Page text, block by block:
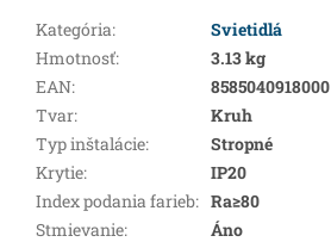
Kategória:
Svietidlá
Hmotnosť:
3.13 kg
EAN:
8585040918000
Tvar:
Kruh
Typ inštalácie:
Stropné
Krytie:
IP20
Index podania farieb: Ra≥80
Stmievanie:
Áno